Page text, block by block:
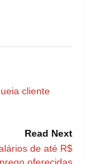
cliente
Read Next
de até R$